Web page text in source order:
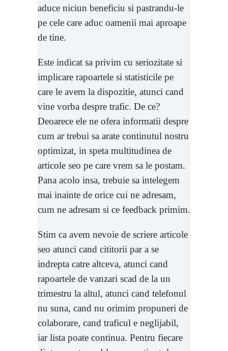
aduce niciun beneficiu si pastrandu-le
pe cele care aduc oamenii mai aproape
de tine.
Este indicat sa privim cu seriozitate si
implicare rapoartele si statisticile pe
care le avem la dispozitie, atunci cand
vine vorba despre trafic. De ce?
Deoarece ele ne ofera informatii despre
cum ar trebui sa arate continutul nostru
optimizat, in speta multitudinea de
articole seo pe care vrem sa le postam.
Pana acolo insa, trebuie sa intelegem
mai inainte de orice cui ne adresam,
cum ne adresam si ce feedback primim.
Stim ca avem nevoie de scriere articole
seo atunci cand cititorii par a se
indrepta catre altceva, atunci cand
rapoartele de vanzari scad de la un
trimestru la altul, atunci cand telefonul
nu suna, cand nu orimim propuneri de
colaborare, cand traficul e neglijabil,
iar lista poate continua. Pentru fiecare